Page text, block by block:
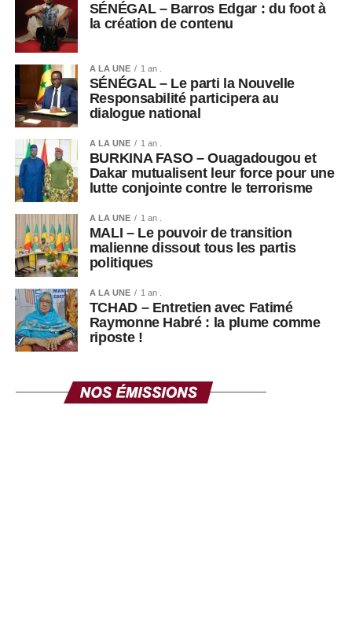
de Wiza Bondele, conscient des risques pour lui-même et
son entourage.
« Je pourrais être
contaminé, puis
contaminer ma famille
et mes voisins. Parfois,
je pense à arrêter »,
confie-t-il.
Dans ce contexte, les États-Unis ont annoncé une aide
supplémentaire de 242 millions de dollars pour soutenir la
riposte contre Ebola en RDC.
SÉNÉGAL – Barros Edgar : du foot à
la création de contenu
A LA UNE 1 an .
SÉNÉGAL – Le parti la Nouvelle
Responsabilité participera au
dialogue national
A LA UNE 1 an .
BURKINA FASO – Ouagadougou et
Dakar mutualisent leur force pour une
lutte conjointe contre le terrorisme
A LA UNE 1 an .
MALI – Le pouvoir de transition
malienne dissout tous les partis
politiques
A LA UNE 1 an .
TCHAD – Entretien avec Fatimé
Raymonne Habré : la plume comme
riposte !